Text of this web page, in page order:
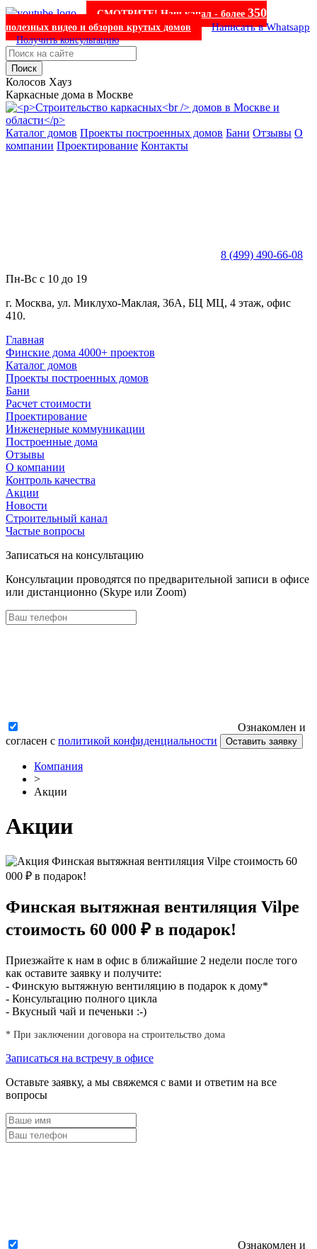
СМОТРИТЕ! Наш канал - более 350
полезных видео и обзоров крутых домов Написать в Whatsapp
Получить консультацию
Поиск
Колосов Хауз
Каркасные дома в Москве
Каталог домов Проекты построенных домов Бани Отзывы О
компании Проектирование Контакты
8 (499) 490-66-08
Пн-Вс с 10 до 19
г. Москва, ул. Миклухо-Маклая, 36А, БЦ МЦ, 4 этаж, офис
410.
Главная
Финские дома 4000+ проектов
Каталог домов
Проекты построенных домов
Бани
Расчет стоимости
Проектирование
Инженерные коммуникации
Построенные дома
Отзывы
О компании
Контроль качества
Акции
Новости
Строительный канал
Частые вопросы
Записаться на консультацию
Консультации проводятся по предварительной записи в офисе
или дистанционно (Skype или Zoom)
Ознакомлен и
согласен с политикой конфиденциальности Оставить заявку
Компания
>
Акции
Акции
Финская вытяжная вентиляция Vilpe
стоимость 60 000 ₽ в подарок!
Приезжайте к нам в офис в ближайшие 2 недели после того
как оставите заявку и получите:
- Финскую вытяжную вентиляцию в подарок к дому*
- Консультацию полного цикла
- Вкусный чай и печеньки :-)
* При заключении договора на строительство дома
Записаться на встречу в офисе
Оставьте заявку, а мы свяжемся с вами и ответим на все
вопросы
Ознакомлен и